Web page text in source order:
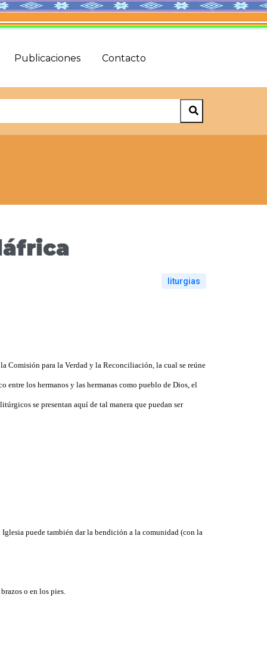
Publicaciones Contacto
liturgias
la Comisión para la Verdad y la Reconciliación , la cual se reúne
entre los hermanos y las hermanas como pueblo de Dios, el
se presentan aquí de tal manera que puedan ser
Iglesia puede también dar la bendición a la comunidad (con la
o en los pies.